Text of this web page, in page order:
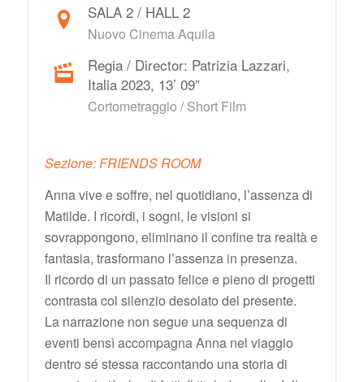
SALA 2 / HALL 2
Nuovo Cinema Aquila
Regia / Director: Patrizia Lazzari,
Italia 2023, 13’ 09”
Cortometraggio / Short Film
Sezione: FRIENDS ROOM
Anna vive e soffre, nel quotidiano, l’assenza di
Matilde. I ricordi, i sogni, le visioni si
sovrappongono, eliminano il confine tra realtà e
fantasia, trasformano l’assenza in presenza.
Il ricordo di un passato felice e pieno di progetti
contrasta col silenzio desolato del presente.
La narrazione non segue una sequenza di
eventi bensì accompagna Anna nel viaggio
dentro sé stessa raccontando una storia di